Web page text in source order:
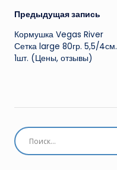
Навигация
записи
Предыдущая запись
Кормушка Vegas River
Сетка large 80гр. 5,5/4см.
1шт. (Цены, отзывы)